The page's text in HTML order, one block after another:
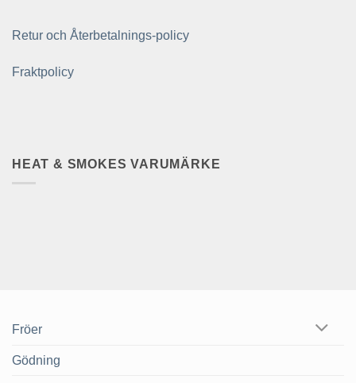
Retur och Återbetalnings-policy
Fraktpolicy
HEAT & SMOKES VARUMÄRKE
Fröer
Gödning